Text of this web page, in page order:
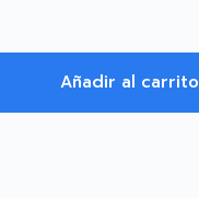
Añadir al carrito